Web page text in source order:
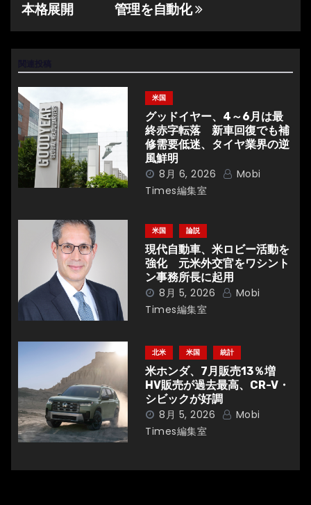
ビ
ゲ
ー
シ
ョ
ン
管理を自動化
本格展開
米国
グッドイヤー、4～6月は最
終赤字転落 新車回復でも補
修需要低迷、タイヤ業界の逆
風鮮明
8月 6, 2026
Mobi
Times編集室
米国 論説
現代自動車、米ロビー活動を
強化 元米外交官をワシント
ン事務所長に起用
8月 5, 2026
Mobi
Times編集室
北米 米国 統計
米ホンダ、7月販売13％増
HV販売が過去最高、CR-V・
シビックが好調
8月 5, 2026
Mobi
Times編集室